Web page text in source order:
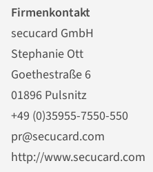
Firmenkontakt
secucard GmbH
Stephanie Ott
Goethestraße 6
01896 Pulsnitz
+49 (0)35955-7550-550
pr@secucard.com
http://www.secucard.com